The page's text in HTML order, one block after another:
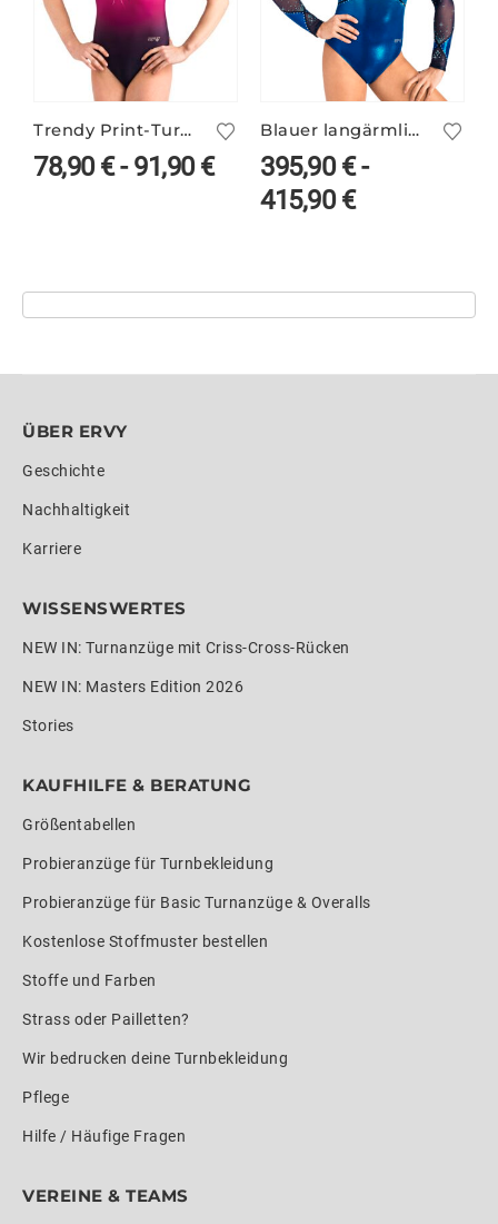
Trendy Print-Turnanzug DYLA/2 – pink-schwarz
78,90€-91,90€
Blauer langärmliger Turnanzug VALERIE/1 mit Farbverlauf
395,90€-
415,90€
ÜBER ERVY
Geschichte
Nachhaltigkeit
Karriere
WISSENSWERTES
NEW IN: Turnanzüge mit Criss-Cross-Rücken
NEW IN: Masters Edition 2026
Stories
KAUFHILFE & BERATUNG
Größentabellen
Probieranzüge für Turnbekleidung
Probieranzüge für Basic Turnanzüge & Overalls
Kostenlose Stoffmuster bestellen
Stoffe und Farben
Strass oder Pailletten?
Wir bedrucken deine Turnbekleidung
Pflege
Hilfe / Häufige Fragen
VEREINE & TEAMS